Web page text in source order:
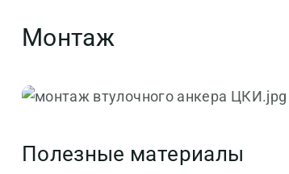
Монтаж
Полезные материалы